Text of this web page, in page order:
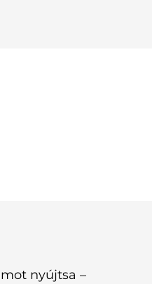
nyújtsa –